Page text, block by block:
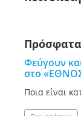
Πρόσφατα
Φεύγουν
στο
Ποια είναι